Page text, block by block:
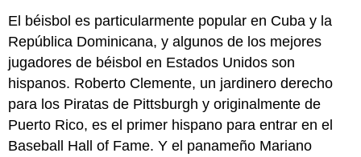
El béisbol es particularmente popular en Cuba y la
República Dominicana, y algunos de los mejores
jugadores de béisbol en Estados Unidos son
hispanos. Roberto Clemente, un jardinero derecho
para los Piratas de Pittsburgh y originalmente de
Puerto Rico, es el primer hispano para entrar en el
Baseball Hall of Fame. Y el panameño Mariano